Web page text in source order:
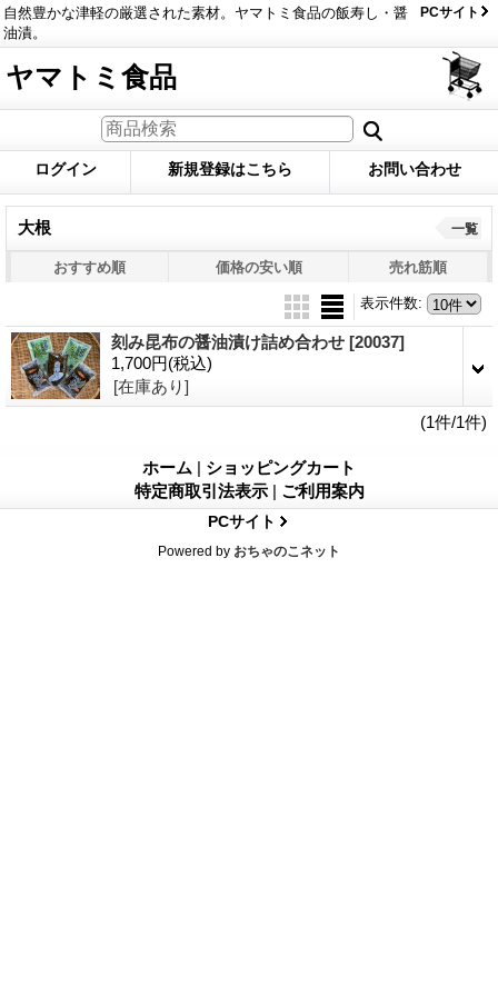
自然豊かな津軽の厳選された素材。ヤマトミ食品の飯寿し・醤
油漬。
PCサイト
ヤマトミ食品
ログイン 新規登録はこちら お問い合わせ
大根 一覧
おすすめ順 価格の安い順 売れ筋順
表示件数:
刻み昆布の醤油漬け詰め合わせ [20037]
1,700円(税込)
[在庫あり]
(1件/1件)
ホーム | ショッピングカート
特定商取引法表示 | ご利用案内
PCサイト
Powered by おちゃのこネット